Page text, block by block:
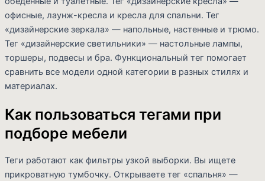
офисные, лаунж-кресла и кресла для спальни. Тег
«дизайнерские зеркала» — напольные, настенные и трюмо.
Тег «дизайнерские светильники» — настольные лампы,
торшеры, подвесы и бра. Функциональный тег помогает
сравнить все модели одной категории в разных стилях и
материалах.
Как пользоваться тегами при
подборе мебели
Теги работают как фильтры узкой выборки. Вы ищете
прикроватную тумбочку. Открываете тег «спальня» —